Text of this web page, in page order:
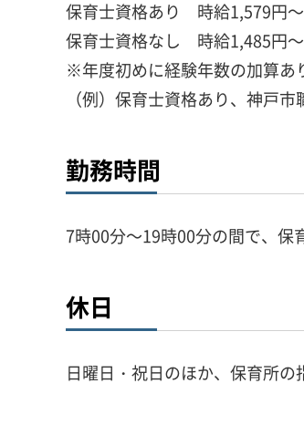
保育士資格あり 時給1,579円
保育士資格なし 時給1,485円
※年度初めに経験年数の加算あ
（例）保育士資格あり、神戸
勤務時間
7時00分～19時00分の間で、保
休日
日曜日・祝日のほか、保育所の